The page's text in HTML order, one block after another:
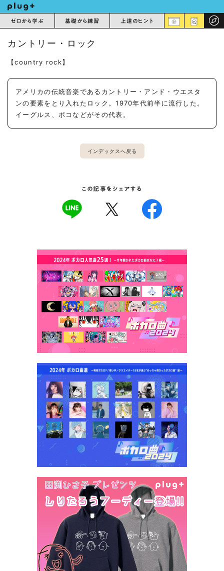
ゼロから学ぶ 基礎から練習 上達のヒント
カントリー・ロック
【country rock】
アメリカの伝統音楽であるカントリー・アンド・ウエスタ
ンの要素をとり入れたロック。1970年代前半に流行した。
イーグルス、ポコなどがその代表。
インデックスへ戻る
この記事をシェアする